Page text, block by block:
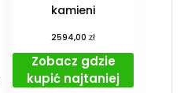
kamieni
2594,00zł
Zobacz gdzie
kupić najtaniej